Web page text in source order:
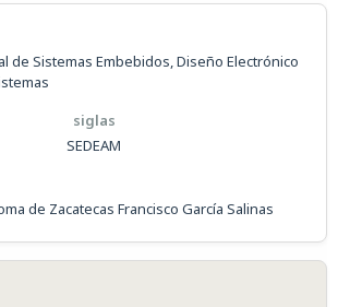
de Sistemas Embebidos, Diseño Electrónico
SEDEAM
de Zacatecas Francisco García Salinas